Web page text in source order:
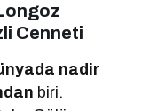
Cenneti
nadir
biri.